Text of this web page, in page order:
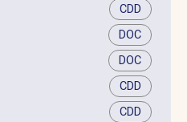
CDD
DOC
DOC
CDD
CDD